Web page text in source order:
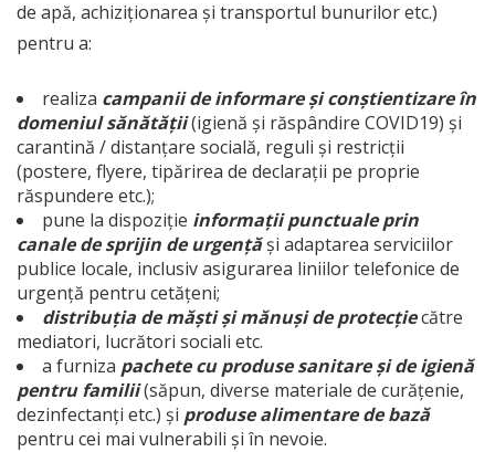
de apă, achiziționarea și transportul bunurilor etc.)
pentru a:
realiza campanii de informare și conștientizare în
domeniul sănătății(igienă și răspândire COVID19) și
carantină / distanțare socială, reguli și restricții
(postere, flyere, tipărirea de declarații pe proprie
răspundere etc.);
pune la dispoziție informații punctuale prin
canale de sprijin de urgențăși adaptarea serviciilor
publice locale, inclusiv asigurarea liniilor telefonice de
urgență pentru cetățeni;
distribuția de măști și mănuși de protecțiecătre
mediatori, lucrători sociali etc.
a furniza pachete cu produse sanitare și de igienă
pentru familii(săpun, diverse materiale de curățenie,
dezinfectanți etc.) și produse alimentare de bază
pentru cei mai vulnerabili și în nevoie.